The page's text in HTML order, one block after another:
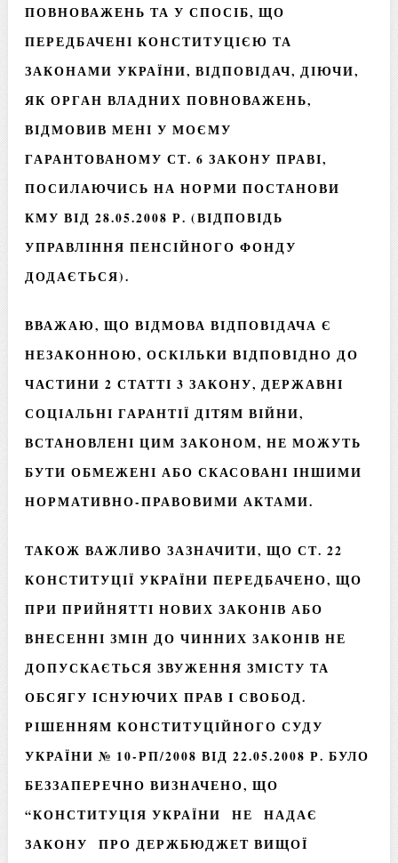
ПОВНОВАЖЕНЬ ТА У СПОСІБ, ЩО
ПЕРЕДБАЧЕНІ КОНСТИТУЦІЄЮ ТА
ЗАКОНАМИ УКРАЇНИ, ВІДПОВІДАЧ, ДІЮЧИ,
ЯК ОРГАН ВЛАДНИХ ПОВНОВАЖЕНЬ,
ВІДМОВИВ МЕНІ У МОЄМУ
ГАРАНТОВАНОМУ СТ. 6 ЗАКОНУ ПРАВІ,
ПОСИЛАЮЧИСЬ НА НОРМИ ПОСТАНОВИ
КМУ ВІД 28.05.2008 Р. (ВІДПОВІДЬ
УПРАВЛІННЯ ПЕНСІЙНОГО ФОНДУ
ДОДАЄТЬСЯ).
ВВАЖАЮ, ЩО ВІДМОВА ВІДПОВІДАЧА Є
НЕЗАКОННОЮ, ОСКІЛЬКИ ВІДПОВІДНО ДО
ЧАСТИНИ 2 СТАТТІ 3 ЗАКОНУ, ДЕРЖАВНІ
СОЦІАЛЬНІ ГАРАНТІЇ ДІТЯМ ВІЙНИ,
ВСТАНОВЛЕНІ ЦИМ ЗАКОНОМ, НЕ МОЖУТЬ
БУТИ ОБМЕЖЕНІ АБО СКАСОВАНІ ІНШИМИ
НОРМАТИВНО-ПРАВОВИМИ АКТАМИ.
ТАКОЖ ВАЖЛИВО ЗАЗНАЧИТИ, ЩО СТ. 22
КОНСТИТУЦІЇ УКРАЇНИ ПЕРЕДБАЧЕНО, ЩО
ПРИ ПРИЙНЯТТІ НОВИХ ЗАКОНІВ АБО
ВНЕСЕННІ ЗМІН ДО ЧИННИХ ЗАКОНІВ НЕ
ДОПУСКАЄТЬСЯ ЗВУЖЕННЯ ЗМІСТУ ТА
ОБСЯГУ ІСНУЮЧИХ ПРАВ І СВОБОД.
РІШЕННЯМ КОНСТИТУЦІЙНОГО СУДУ
УКРАЇНИ № 10-РП/2008 ВІД 22.05.2008 Р. БУЛО
БЕЗЗАПЕРЕЧНО ВИЗНАЧЕНО, ЩО
“КОНСТИТУЦІЯ УКРАЇНИ НЕ НАДАЄ
ЗАКОНУ ПРО ДЕРЖБЮДЖЕТ ВИЩОЇ